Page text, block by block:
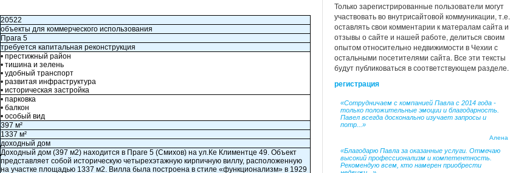
20522
объекты для коммерческого использования
Прага 5
требуется капитальная реконструкция
• престижный район
• тишина и зелень
• удобный транспорт
• развитая инфраструктура
• историческая застройка
• парковка
• балкон
• особый вид
397 м²
1337 м²
доходный дом
Доходный дом (397 м2) находится в Праге 5 (Смихов) на ул.Ке Климентце 49. Объект
представляет собой историческую четырехэтажную кирпичную виллу, расположенную
на участке площадью 1337 м2. Вилла была построена в стиле «функционализм» в 1929
Только зарегистрированные пользователи могут
участвовать во внутрисайтовой коммуникации, т.е.
оставлять свои комментарии к матералам сайта и
отзывы о сайте и нашей работе, делиться своим
опытом относительно недвижимости в Чехии с
остальными посетителями сайта. Все эти тексты
будут публиковаться в соответствующем разделе.
регистрация
«Сотрудничаем с компанией Павла с 2014 года -
только положительные эмоции и благодарность.
Павел всегда досконально изучает запросы и
потр...»
Алена
«Благодарю Павла за оказанные услуги. Отмечаю
высокий профессионализм и компетентность.
Рекомендую всем, кто намерен приобрести